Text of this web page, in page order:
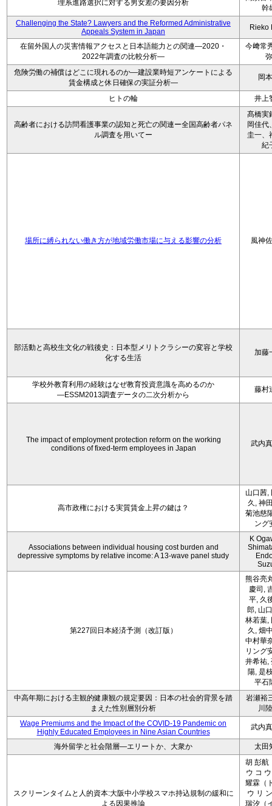
理系進路選択に対する男女差の要因分析
幹
Challenging the State? Lawyers and the Reformed Administrative
Appeals System in Japan
Rieko
在留外国人の災害情報アクセスと日本語能力との関連―2020・
2022年調査の比較分析―
今﨑常
弥
危険労働の補償はどこに現れるのか―建設業時短アンケートによる
賃金構成と休日確保の実証分析―
岡
ヒトの輪 井上
高齢者における訪問看護事業の認知と死亡の関連ー全国高齢者パネ
ル調査を用いてー
髙橋実
岡佳代
圭一、
紀
場所に縛られない働き方が地域労働市場に与える影響の分析 風神
部活動と高校生文化の戦後史：日本型メリトクラシーの変容と学校
化する生活
加藤
学校外教育利用の経験はなぜ教育投資意識を高めるのか
―ESSM2013調査データの二次分析から
藤村
The impact of employment protection reform on the working
conditions of fixed-term employees in Japan
武内
高市政権における実質賃金上昇の鍵は？
山口茜,
久, 神
菊池慈
ング
Associations between individual housing cost burden and
depressive symptoms by relative income: A 13-wave panel study
K
第227回日本経済予測（改訂版）
熊谷亮
慶司,
平, 久
郎, 山
林若葉,
久, 畑
中村華
リング
井希祐,
陽, 是
平石
中高年期における主観的健康観の規定要因：日本の社会的背景を踏
まえた性別層別分析
岩瀬裕
川
Wage Premiums and the Impact of the COVID‑19 Pandemic on
Highly Educated Employees in Nine Asian Countries
武内
海外留学と社会階層―エリートか、大衆か 太田
スクリーンタイムと人的資本:大阪中小学校スマホ持込規制の緩和に
よる因果推論
胡 彭航
ウ コ
耀霖（
ウ リ
瑞汐（